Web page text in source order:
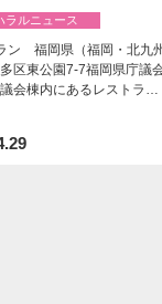
ラルニュース
ン 福岡県（福岡・北九
区東公園7-7福岡県庁議
会棟内にあるレストラ…